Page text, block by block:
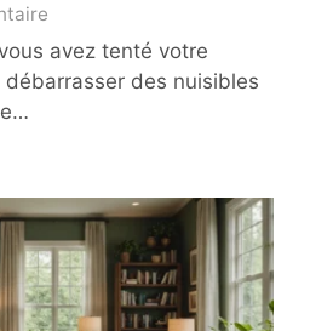
Pourquoi
contacter
un
avez tenté votre
des nuisibles